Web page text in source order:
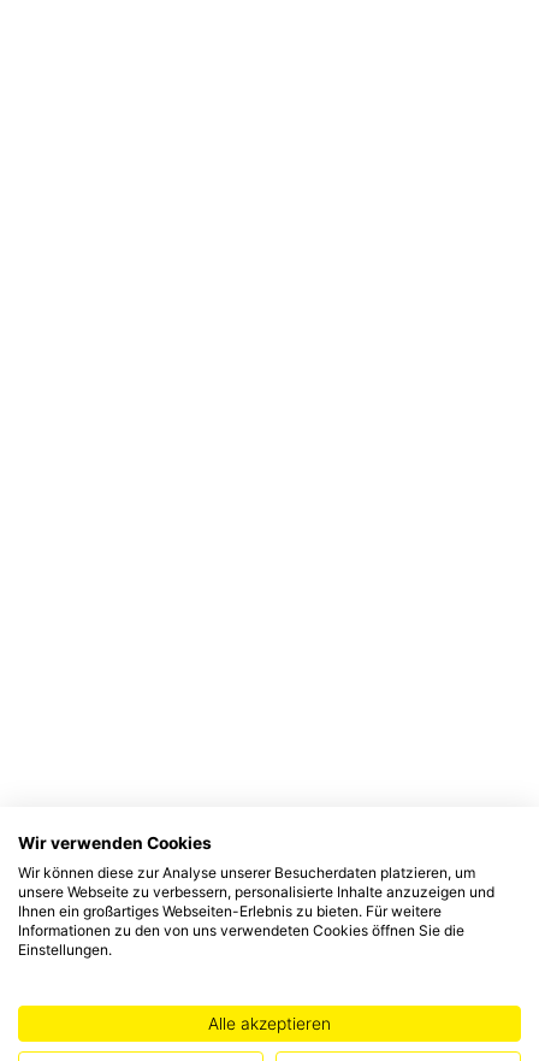
Wir verwenden Cookies
Wir können diese zur Analyse unserer Besucherdaten platzieren, um
unsere Webseite zu verbessern, personalisierte Inhalte anzuzeigen und
Ihnen ein großartiges Webseiten-Erlebnis zu bieten. Für weitere
Informationen zu den von uns verwendeten Cookies öffnen Sie die
Einstellungen.
Alle akzeptieren